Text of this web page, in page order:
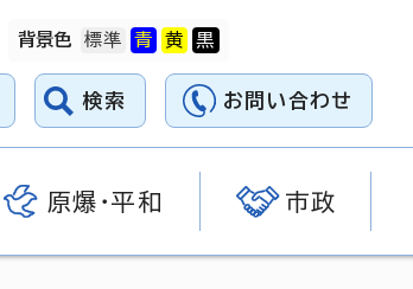
背景色
検索 お問い合わせ
原爆・平和 市政